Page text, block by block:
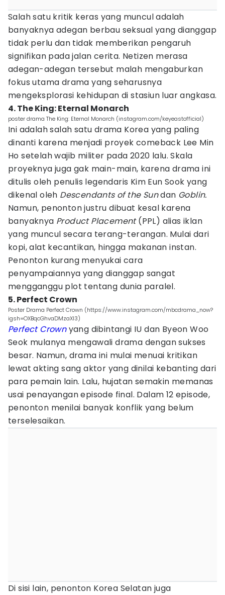
Salah satu kritik keras yang muncul adalah
banyaknya adegan berbau seksual yang dianggap
tidak perlu dan tidak memberikan pengaruh
signifikan pada jalan cerita. Netizen merasa
adegan-adegan tersebut malah mengaburkan
fokus utama drama yang seharusnya
mengeksplorasi kehidupan di stasiun luar angkasa.
4. The King: Eternal Monarch
poster drama The King: Eternal Monarch (instagram.com/keyeastofficial)
Ini adalah salah satu drama Korea yang paling
dinanti karena menjadi proyek comeback Lee Min
Ho setelah wajib militer pada 2020 lalu. Skala
proyeknya juga gak main-main, karena drama ini
ditulis oleh penulis legendaris Kim Eun Sook yang
dikenal oleh Descendants of the Sundan Goblin.
Namun, penonton justru dibuat kesal karena
banyaknya Product Placement(PPL) alias iklan
yang muncul secara terang-terangan. Mulai dari
kopi, alat kecantikan, hingga makanan instan.
Penonton kurang menyukai cara
penyampaiannya yang dianggap sangat
mengganggu plot tentang dunia paralel.
5. Perfect Crown
Poster Drama Perfect Crown (https://www.instagram.com/mbcdrama_now?
igsh=OXBqcGhvaDMzaXI3)
Perfect Crown yang dibintangi IU dan Byeon Woo
Seok mulanya mengawali drama dengan sukses
besar. Namun, drama ini mulai menuai kritikan
lewat akting sang aktor yang dinilai kebanting dari
para pemain lain. Lalu, hujatan semakin memanas
usai penayangan episode final. Dalam 12 episode,
penonton menilai banyak konflik yang belum
terselesaikan.
Di sisi lain, penonton Korea Selatan juga